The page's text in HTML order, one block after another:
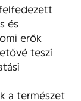
felfedezett
és
erők
teszi
a természet